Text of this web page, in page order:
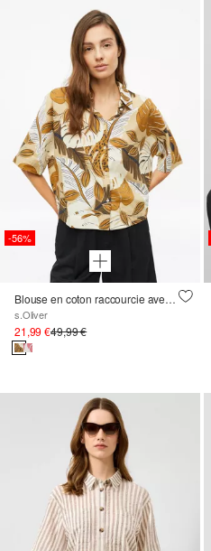
-56%
Blouse en coton raccourcie avec manches chauve-souris
s.Oliver
21,99 €49,99 €